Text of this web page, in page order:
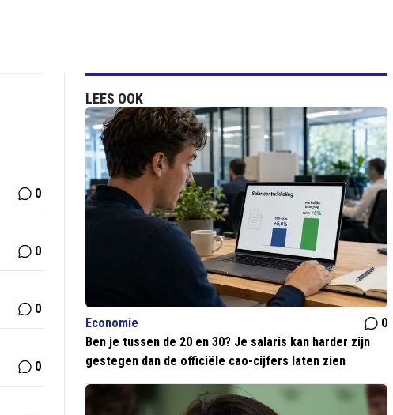
0
0
0
0
LEES OOK
Economie
0
Ben je tussen de 20 en 30? Je salaris kan harder zijn
gestegen dan de officiële cao-cijfers laten zien